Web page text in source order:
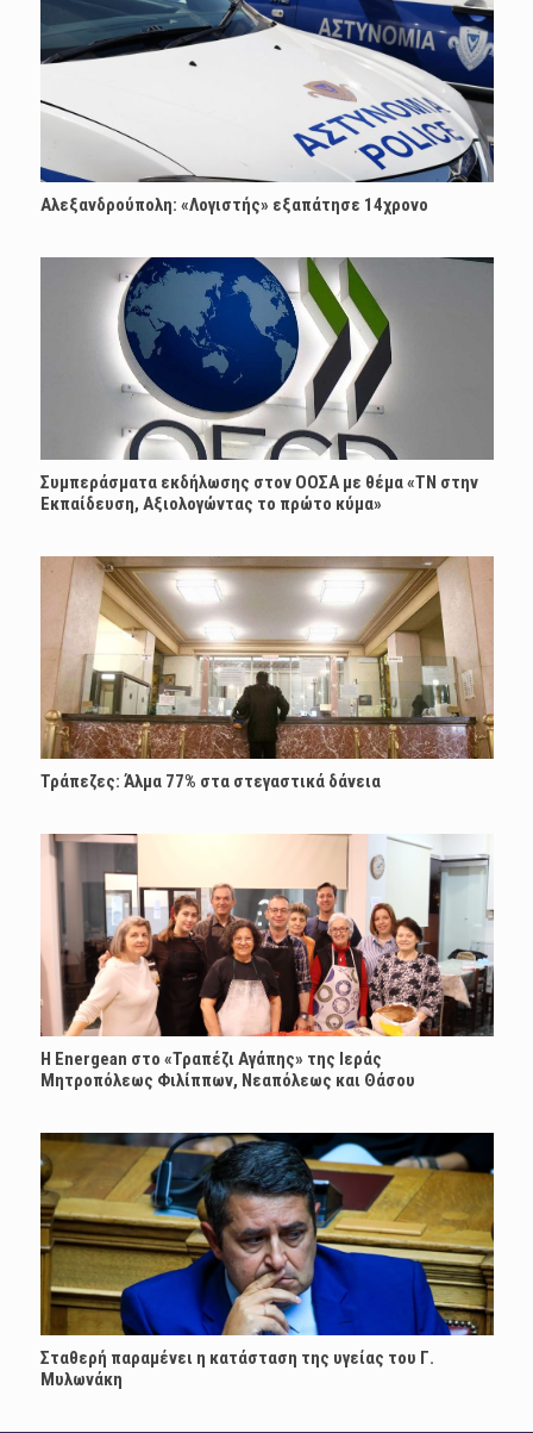
Αλεξανδρούπολη: «Λογιστής» εξαπάτησε 14χρονο
Συμπεράσματα εκδήλωσης στον ΟΟΣΑ με θέμα «ΤΝ στην
Εκπαίδευση, Αξιολογώντας το πρώτο κύμα»
Τράπεζες: Άλμα 77% στα στεγαστικά δάνεια
H Energean στο «Τραπέζι Αγάπης» της Ιεράς
Μητροπόλεως Φιλίππων, Νεαπόλεως και Θάσου
Σταθερή παραμένει η κατάσταση της υγείας του Γ.
Μυλωνάκη